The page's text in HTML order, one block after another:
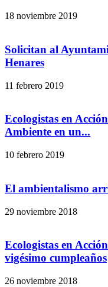
18 noviembre 2019
Solicitan al
Henares
11 febrero 2019
Ecologistas en
Ambiente en un...
10 febrero 2019
El ambientalismo
29 noviembre 2018
Ecologistas en
vigésimo cumpleaños
26 noviembre 2018